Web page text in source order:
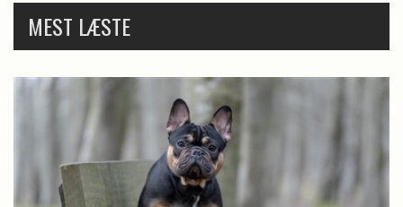
MEST LÆSTE